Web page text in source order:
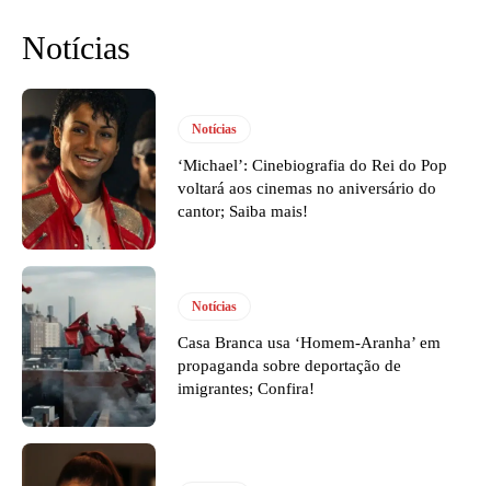
Notícias
Notícias
‘Michael’: Cinebiografia do Rei do Pop
voltará aos cinemas no aniversário do
cantor; Saiba mais!
Notícias
Casa Branca usa ‘Homem-Aranha’ em
propaganda sobre deportação de
imigrantes; Confira!